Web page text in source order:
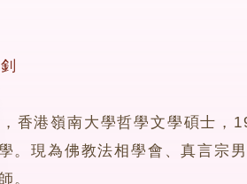
嶺南大學哲學文學碩士，
。現為佛教法相學會、真言宗
。